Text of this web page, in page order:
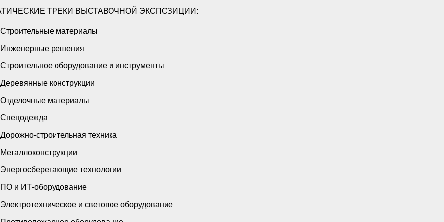
ТРЕКИ ВЫСТАВОЧНОЙ ЭКСПОЗИЦИИ:
Строительные материалы
Инженерные решения
Строительное оборудование и инструменты
Деревянные конструкции
Отделочные материалы
Спецодежда
Дорожно-строительная техника
Металлоконструкции
Энергосберегающие технологии
ПО и ИТ-оборудование
Электротехническое и световое оборудование